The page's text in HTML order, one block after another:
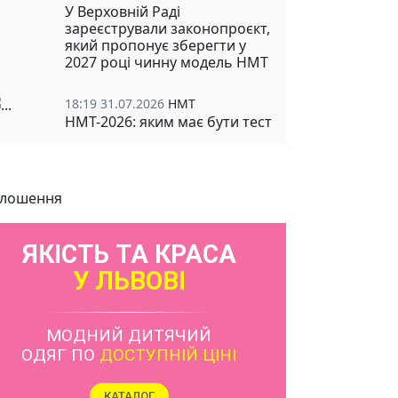
У Верховній Раді
зареєстрували законопроєкт,
який пропонує зберегти у
2027 році чинну модель НМТ
18:19 31.07.2026 НМТ
НМТ-2026: яким має бути тест